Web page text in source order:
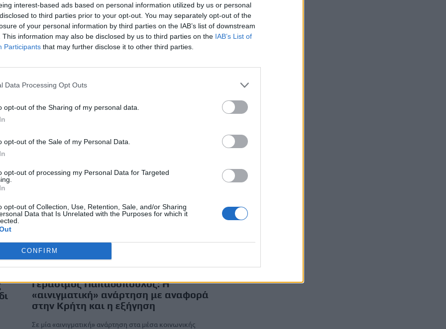
interest-based ads based on personal information utilized by us or personal
to third parties prior to your opt-out. You may separately opt-out of the
of your personal information by third parties on the IAB’s list of downstream
This information may also be disclosed by us to third parties on the IAB’s List of
Participants that may further disclose it to other third parties.
Data Processing Opt Outs
opt-out of the Sharing of my personal data.
opt-out of the Sale of my Personal Data.
opt-out of processing my Personal Data for Targeted
opt-out of Collection, Use, Retention, Sale, and/or Sharing
Data that Is Unrelated with the Purposes for which it
CONFIRM
ΚΟΙΝΩΝΙΑ
εξιτήριο
Ασφαλής στο σπίτι της μαζί με την οικογένειά της βρίσκεται
Newsroom 6 Φεβρουαρίου, 2026
ΚΟΙΝΩΝΙΑ ΚΡΗΤΗ
Γεράσιμος Παπαδόπουλος: Η
«αινιγματική» ανάρτηση με αναφορά
στην Κρήτη και η εξήγηση
Σε μία «αινιγματική» ανάρτηση στα μέσα κοινωνικής